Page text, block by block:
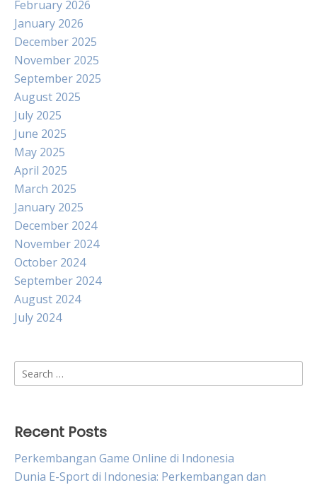
February 2026
January 2026
December 2025
November 2025
September 2025
August 2025
July 2025
June 2025
May 2025
April 2025
March 2025
January 2025
December 2024
November 2024
October 2024
September 2024
August 2024
July 2024
Search
for:
Recent Posts
Perkembangan Game Online di Indonesia
Dunia E-Sport di Indonesia: Perkembangan dan